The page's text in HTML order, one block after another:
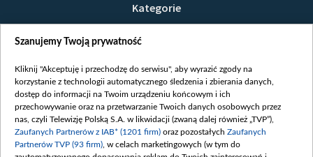
Kategorie
Opinie
Białoruś / Polska
Czytelnia
Centrum Europy
O nas
Szanujemy Twoją prywatność
Kliknij "Akceptuję i przechodzę do serwisu", aby wyrazić zgody na
korzystanie z technologii automatycznego śledzenia i zbierania danych,
dostęp do informacji na Twoim urządzeniu końcowym i ich
przechowywanie oraz na przetwarzanie Twoich danych osobowych przez
nas, czyli Telewizję Polską S.A. w likwidacji (zwaną dalej również „TVP”),
Zaufanych Partnerów z IAB* (1201 firm) oraz pozostałych Zaufanych
Partnerów TVP (93 firm) , w celach marketingowych (w tym do